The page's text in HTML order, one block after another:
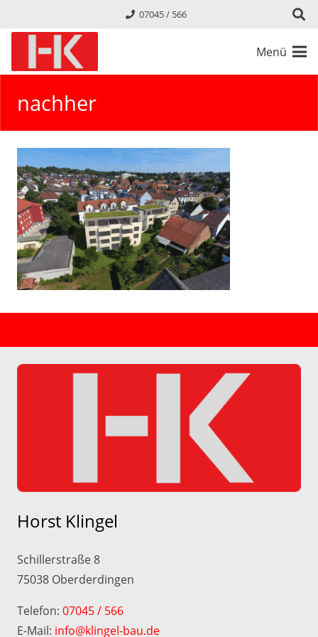
07045 / 566
Menü
nachher
Horst Klingel
Schillerstraße 8
75038 Oberderdingen
Telefon: 07045 / 566
E-Mail: info@klingel-bau.de